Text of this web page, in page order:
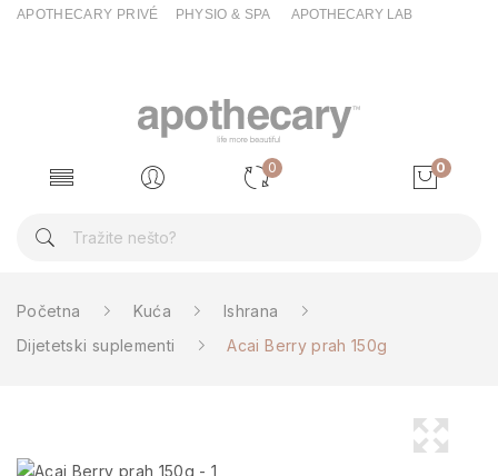
APOTHECARY PRIVÉ PHYSIO & SPA APOTHECARY LAB
0 0
Početna Kuća
Ishrana
Dijetetski suplementi
Acai Berry prah 150g